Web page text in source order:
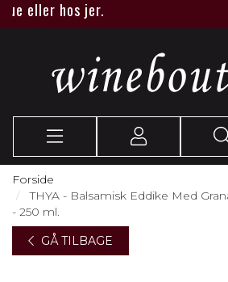
eller hos jer.
Forside
THYA - Balsamisk Eddike Med
- 250 ml.
GÅ TILBAGE